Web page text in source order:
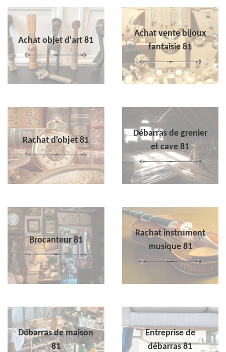
Achat objet d'art 81
Achat vente bijoux
fantaisie 81
Rachat d'objet 81
Débarras de grenier
et cave 81
Brocanteur 81
Rachat instrument
musique 81
Débarras de maison
81
Entreprise de
débarras 81